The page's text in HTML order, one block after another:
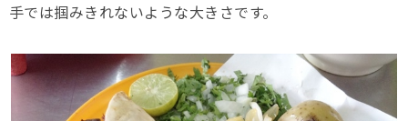
手では掴みきれないような大きさです。